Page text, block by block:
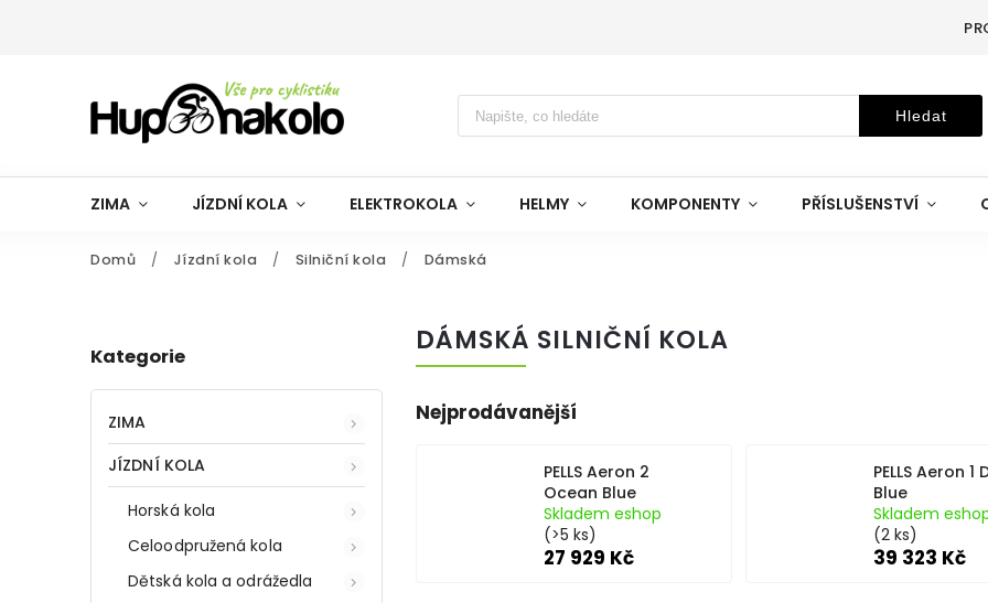
Hledat
ZIMA JÍZDNÍ KOLA ELEKTROKOLA HELMY KOMPONENTY PŘÍSLUŠENSTVÍ
Domů / Jízdní kola / Silniční kola / Dámská
Kategorie
ZIMA
JÍZDNÍ KOLA
Horská kola
Celoodpružená kola
Dětská kola a odrážedla
DÁMSKÁ SILNIČNÍ KOLA
Nejprodávanější
PELLS Aeron 2
Ocean Blue
Skladem eshop
(>5 ks)
27 929 Kč
PELLS Aeron 1
Blue
Skladem
(2 ks)
39 323 Kč